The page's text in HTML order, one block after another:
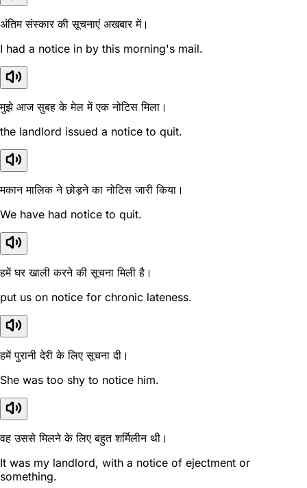
अंतिम संस्कार की सूचनाएं अखबार में।
I had a notice in by this morning's mail.
मुझे आज सुबह के मेल में एक नोटिस मिला।
the landlord issued a notice to quit.
मकान मालिक ने छोड़ने का नोटिस जारी किया।
We have had notice to quit.
हमें घर खाली करने की सूचना मिली है।
put us on notice for chronic lateness.
हमें पुरानी देरी के लिए सूचना दी।
She was too shy to notice him.
वह उससे मिलने के लिए बहुत शर्मिलीन थी।
It was my landlord, with a notice of ejectment or
something.